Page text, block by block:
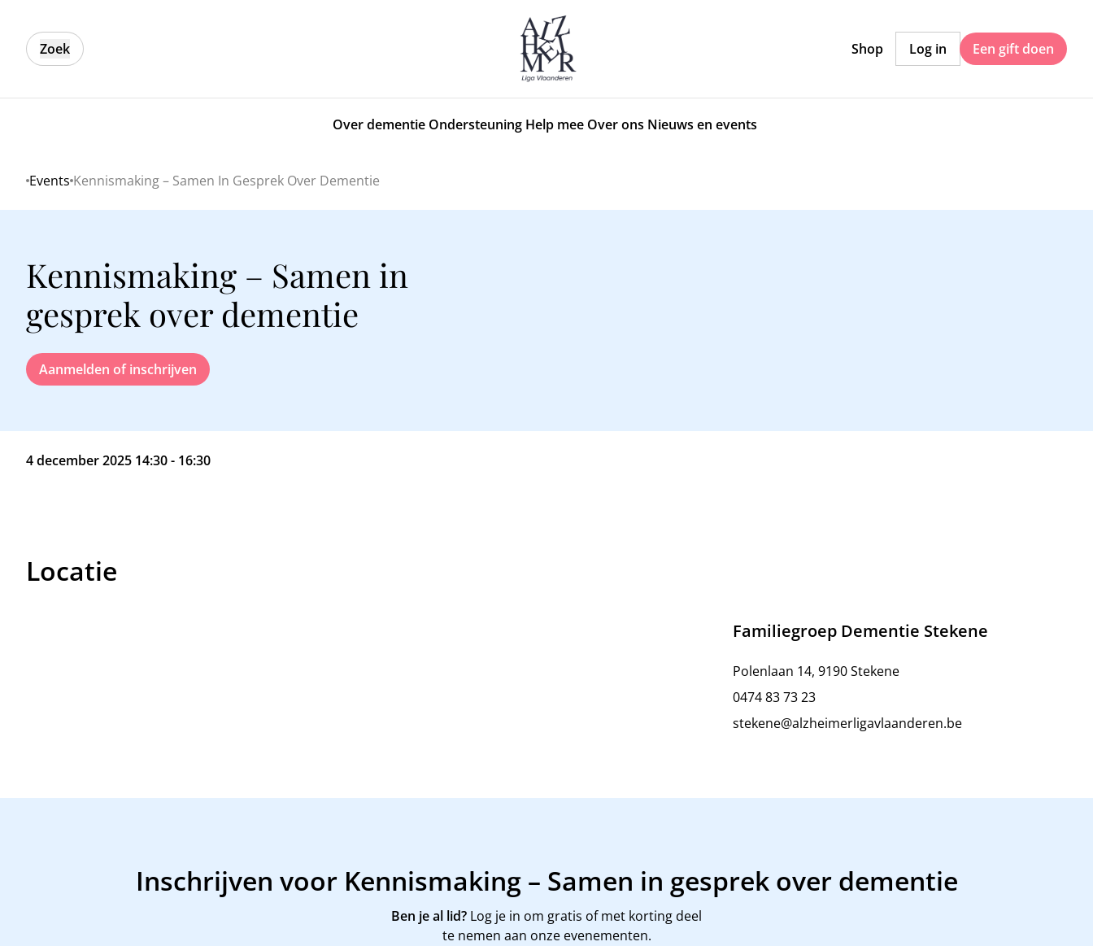
Zoek Shop Log in Een gift doen
Over dementie Ondersteuning Help mee Over ons Nieuws en events
Home
Events Kennismaking – Samen In Gesprek Over Dementie
Kennismaking – Samen in
gesprek over dementie
Aanmelden of inschrijven
4 december 2025 14:30 - 16:30
Locatie
Familiegroep Dementie Stekene
Polenlaan 14, 9190 Stekene
0474 83 73 23
stekene@alzheimerligavlaanderen.be
Inschrijven voor Kennismaking – Samen in gesprek over dementie
Ben je al lid? Log je in om gratis of met korting deel
te nemen aan onze evenementen.